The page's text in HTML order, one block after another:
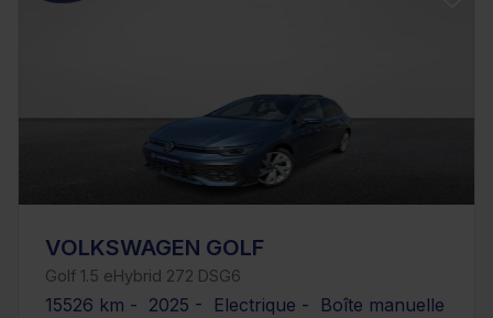
VOLKSWAGEN GOLF
Golf 1.5 eHybrid 272 DSG6
15526 km - 2025 - Electrique - Boîte manuelle